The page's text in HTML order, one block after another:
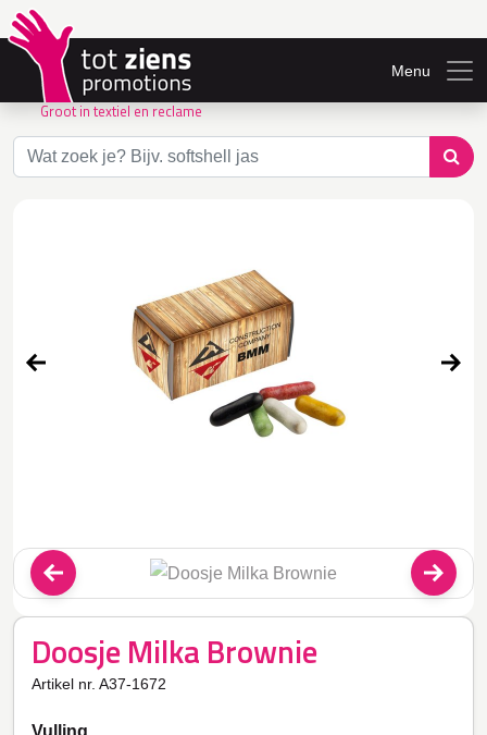
Groot in textiel en reclame
Menu
Doosje Milka Brownie
Artikel nr. A37-1672
Vulling